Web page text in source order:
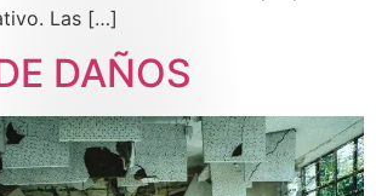
Las […]
DAÑOS